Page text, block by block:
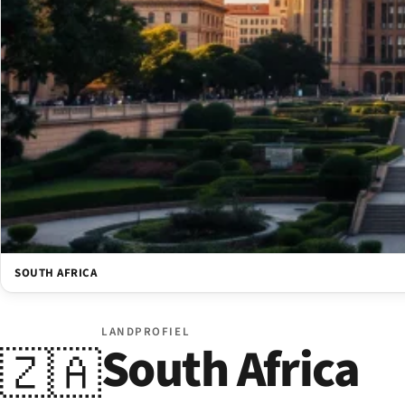
SOUTH AFRICA
🇿🇦
LANDPROFIEL
South Africa